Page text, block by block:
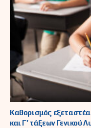
Καθορισμός
και Γ’ τάξεων Γενικού